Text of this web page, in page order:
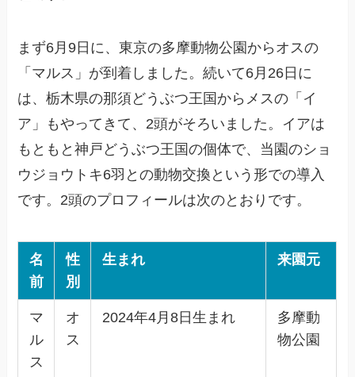
まず6月9日に、東京の多摩動物公園からオスの
「マルス」が到着しました。続いて6月26日に
は、栃木県の那須どうぶつ王国からメスの「イ
ア」もやってきて、2頭がそろいました。イアは
もともと神戸どうぶつ王国の個体で、当園のショ
ウジョウトキ6羽との動物交換という形での導入
です。2頭のプロフィールは次のとおりです。
名
前
性
別
生まれ 来園元
マ
ル
ス
オ
ス
2024年4月8日生まれ
多摩動
物公園